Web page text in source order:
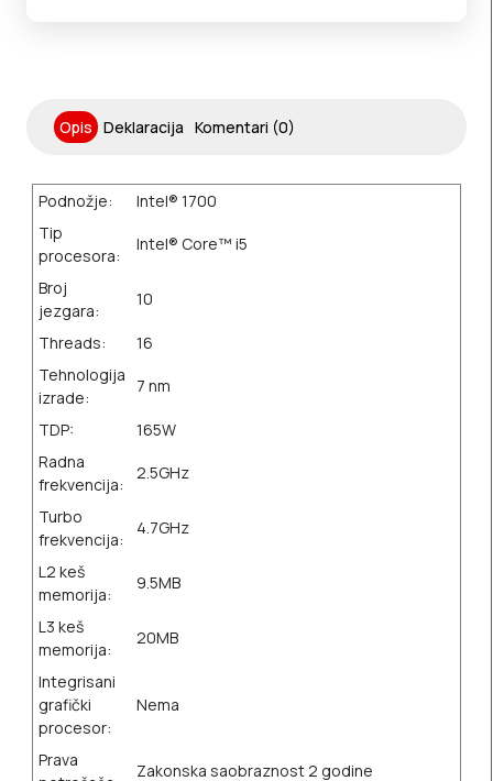
Opis Deklaracija Komentari (0)
Podnožje:
Intel® 1700
Tip
procesora:
Intel® Core™ i5
Broj
jezgara:
10
Threads:
16
Tehnologija
izrade:
7 nm
TDP:
165W
Radna
frekvencija:
2.5GHz
Turbo
frekvencija:
4.7GHz
L2 keš
memorija:
9.5MB
L3 keš
memorija:
20MB
Integrisani
grafički
procesor:
Nema
Prava
Zakonska saobraznost 2 godine